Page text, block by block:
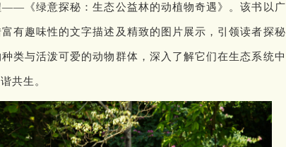
《绿意探秘：生态公益林的动植物奇遇》。该书以广
有趣味性的文字描述及精致的图片展示，引领读者探秘
类与活泼可爱的动物群体，深入了解它们在生态系统中
共生。